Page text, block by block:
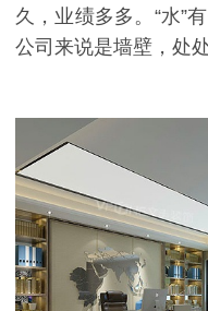
久，业绩多多。“水”
公司来说是墙壁，处